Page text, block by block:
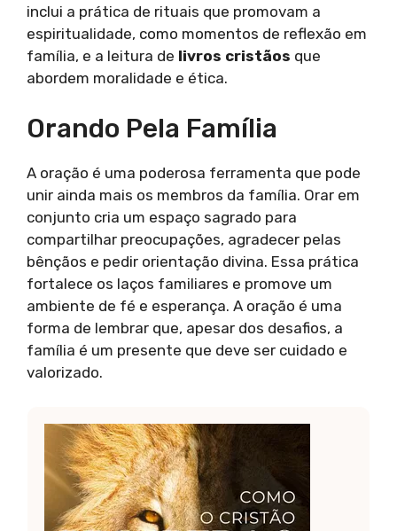
inclui a prática de rituais que promovam a
espiritualidade, como momentos de reflexão em
família, e a leitura de livros cristãos que
abordem moralidade e ética.
Orando Pela Família
A oração é uma poderosa ferramenta que pode
unir ainda mais os membros da família. Orar em
conjunto cria um espaço sagrado para
compartilhar preocupações, agradecer pelas
bênçãos e pedir orientação divina. Essa prática
fortalece os laços familiares e promove um
ambiente de fé e esperança. A oração é uma
forma de lembrar que, apesar dos desafios, a
família é um presente que deve ser cuidado e
valorizado.